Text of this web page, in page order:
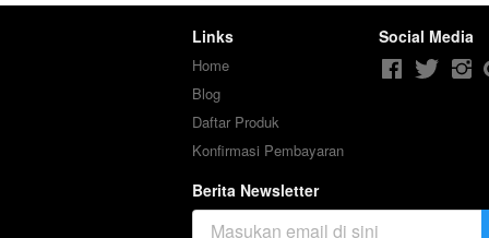
Links
Home
Blog
Daftar Produk
Konfirmasi Pembayaran
Social Media
Berita Newsletter